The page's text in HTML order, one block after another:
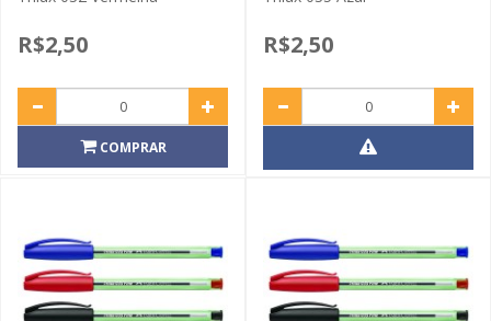
R$2,50
COMPRAR
R$2,50